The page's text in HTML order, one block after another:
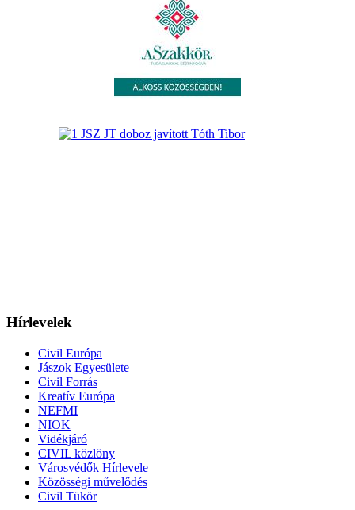
Hírlevelek
Civil Európa
Jászok Egyesülete
Civil Forrás
Kreatív Európa
NEFMI
NIOK
Vidékjáró
CIVIL közlöny
Városvédők Hírlevele
Közösségi művelődés
Civil Tükör